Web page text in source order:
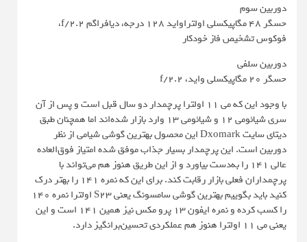
دوربین سوم
حسگر ۴۸ مگاپیکسلی اولتراواید ۱۲۸ درجه، دیافراگم f/2.2،
فوکوس تشخیص فاز خودکار
دوربین سلفی
حسگر ۲۰ مگاپیکسلی واید، f/2.2
با وجود این که می 11 اولترا پرچمدار دو سال قبل است و پس از آن
سری شیائومی 12 و شیائومی 13 وارد بازار شده‌اند اما همچنان طبق
دیتای سایت Dxomark این محصول بهترین گوشی شیامی از نظر
دوربین است. این پرچمدار بسیار جذاب موفق شده امتیاز فوق‌العاده
عالی 141 را به‌دست بیاورد و از این طریق هنوز هم می‌تواند با
پرچمداران فعلی بازار رقابت کند. برای این که نمره 141 را بهتر درک
کنید باید بگوییم بهترین گوشی سامسونگ یعنی S23 اولترا نمره 140
را کسب کرده و نمره ایفون 13 پرو مکس نیز همین 141 است و این
یعنی می 11 اولترا هنوز هم عملکردی تحسین‌برانگیز دارد.